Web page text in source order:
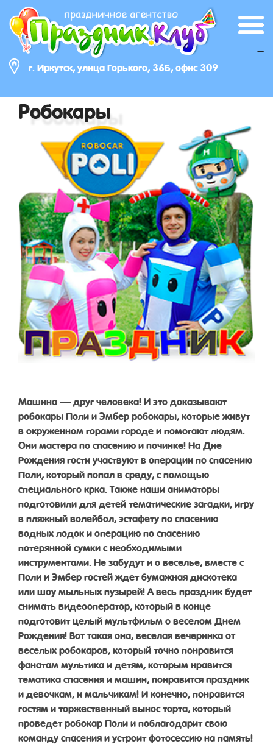
г. Иркутск, улица Горького, 36Б, офис 309
_
Робокары
Машина — друг человека! И это доказывают
робокары Поли и Эмбер робокары, которые живут
в окруженном горами городе и помогают людям.
Они мастера по спасению и починке! На Дне
Рождения гости участвуют в операции по спасению
Поли, который попал в среду, с помощью
специального крка. Также наши аниматоры
подготовили для детей тематические загадки, игру
в пляжный волейбол, эстафету по спасению
водных лодок и операцию по спасению
потерянной сумки с необходимыми
инструментами. Не забудут и о веселье, вместе с
Поли и Эмбер гостей ждет бумажная дискотека
или шоу мыльных пузырей! А весь праздник будет
снимать видеооператор, который в конце
подготовит целый мультфильм о веселом Днем
Рождения! Вот такая она, веселая вечеринка от
веселых робокаров, который точно понравится
фанатам мультика и детям, которым нравится
тематика спасения и машин, понравится праздник
и девочкам, и мальчикам! И конечно, понравится
гостям и торжественный вынос торта, который
проведет робокар Поли и поблагодарит свою
команду спасения и устроит фотосессию на память!